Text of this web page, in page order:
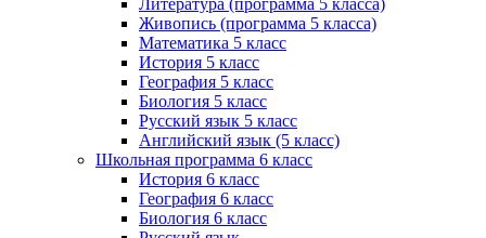
Живопись (программа 5 класса)
Математика 5 класс
История 5 класс
География 5 класс
Биология 5 класс
Русский язык 5 класс
Английский язык (5 класс)
Школьная программа 6 класс
История 6 класс
География 6 класс
Биология 6 класс